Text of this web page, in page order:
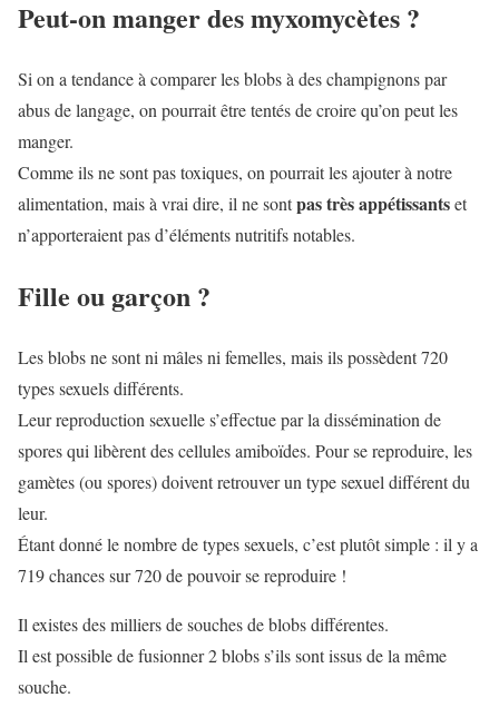
Peut-on manger des myxomycètes ?
Si on a tendance à comparer les blobs à des champignons par
abus de langage, on pourrait être tentés de croire qu’on peut les
manger.
Comme ils ne sont pas toxiques, on pourrait les ajouter à notre
alimentation, mais à vrai dire, il ne sontpas très appétissantset
n’apporteraient pas d’éléments nutritifs notables.
Fille ou garçon ?
Les blobs ne sont ni mâles ni femelles, mais ils possèdent 720
types sexuels différents.
Leur reproduction sexuelle s’effectue par la dissémination de
spores qui libèrent des cellules amiboïdes. Pour se reproduire, les
gamètes (ou spores) doivent retrouver un type sexuel différent du
leur.
Étant donné le nombre de types sexuels, c’est plutôt simple : il y a
719 chances sur 720 de pouvoir se reproduire !
Il existes des milliers de souches de blobs différentes.
Il est possible de fusionner 2 blobs s’ils sont issus de la même
souche.